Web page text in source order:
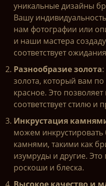
уникальные дизайны
Вашу
нам фотографии или
и наши мастера
соответствует
Разнообразие золота
золота, который вам
красное. Это
соответствует стилю и
Инкрустация
можем
камнями, такими как
изумруды и другие.
роскоши и блеска.